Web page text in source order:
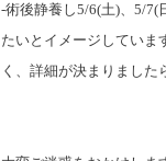
‐術後静養し5/6(土)、5/7(
たいとイメージしていま
く、詳細が決まりました